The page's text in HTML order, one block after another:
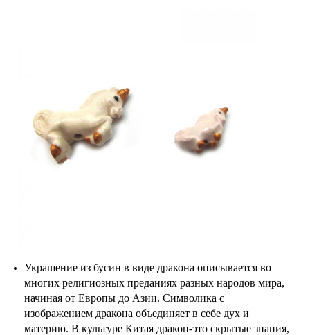
Украшение из бусин в виде дракона описывается во
многих религиозных преданиях разных народов мира,
начиная от Европы до Азии. Символика с
изображением дракона объединяет в себе дух и
материю. В культуре Китая дракон-это скрытые знания,